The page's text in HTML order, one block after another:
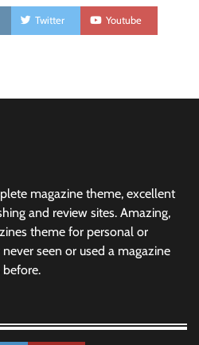
Twitter Youtube
magazine theme, excellent
and review sites. Amazing,
theme for personal or
never seen or used a magazine